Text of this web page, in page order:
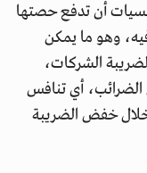
أن تدفع حصتها
وهو ما يمكن
الشركات،
الضرائب، أي تنافس
خلال خفض الضريبة